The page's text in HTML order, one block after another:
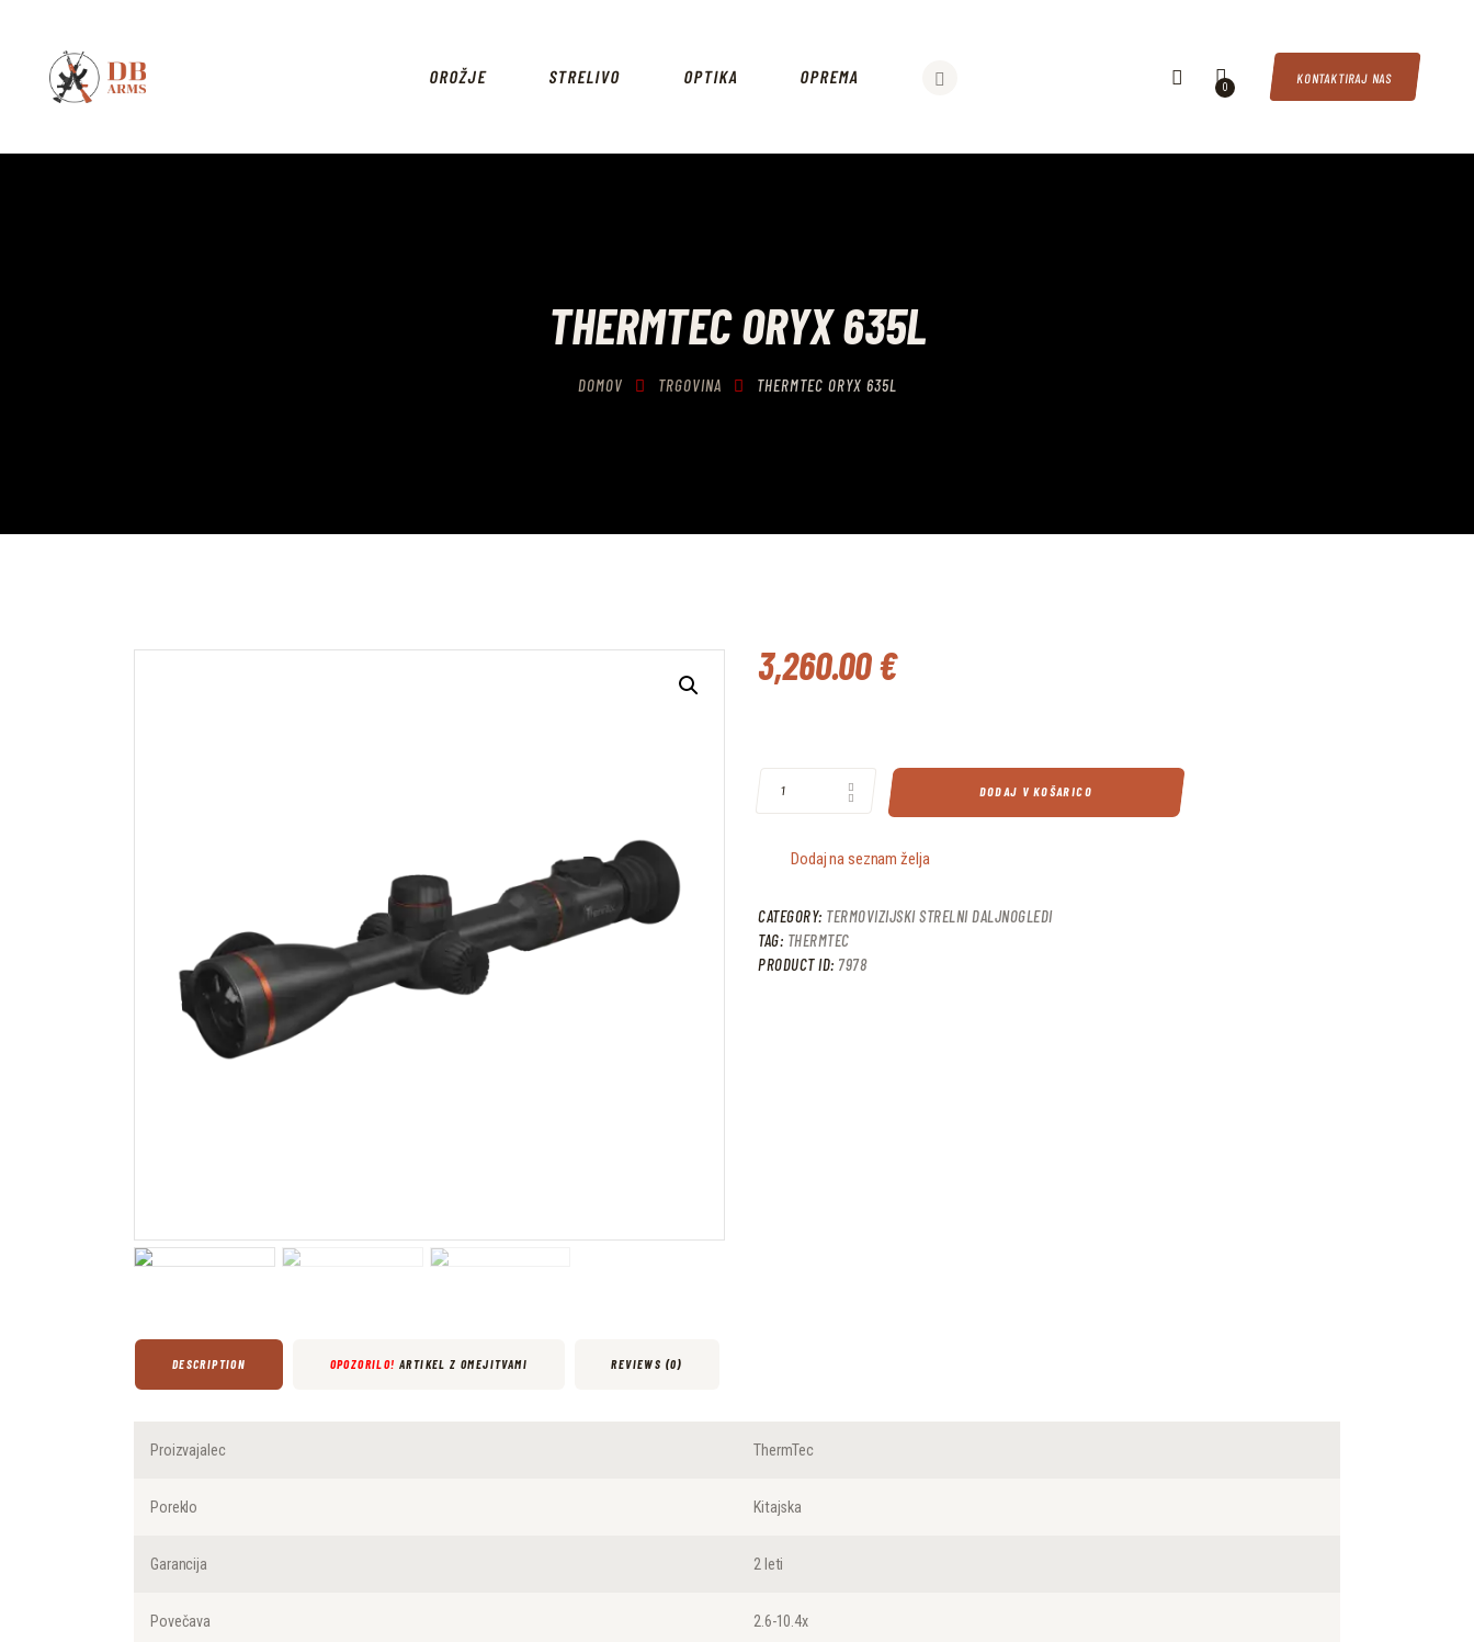
OROŽJE STRELIVO OPTIKA OPREMA
0
KONTAKTIRAJ NAS
THERMTEC ORYX 635L
DOMOV TRGOVINA THERMTEC ORYX 635L
STRELIVO
PUŠKARSTVO
RAZNO
3,260.00€
DODAJ V KOŠARICO
Dodaj na seznam želja
CATEGORY: TERMOVIZIJSKI STRELNI DALJNOGLEDI
TAG: THERMTEC
PRODUCT ID: 7978
DESCRIPTION OPOZORILO! ARTIKEL Z OMEJITVAMI REVIEWS (0)
Proizvajalec ThermTec
Poreklo Kitajska
Garancija 2 leti
Povečava 2.6-10.4x